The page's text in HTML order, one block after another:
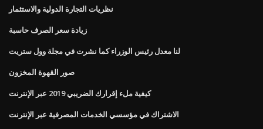
نظريات التجارة الدولية والاستثمار
زيادة سعر الصرف حاسبة
لنا معدل رئيس الوزراء كما نشرت في مجلة وول ستريت
صور القهوة المخزون
كيفية ملء إقرارك الضريبي 2019 عبر الإنترنت
الاشتراك في مؤسسي الخدمات المصرفية عبر الإنترنت